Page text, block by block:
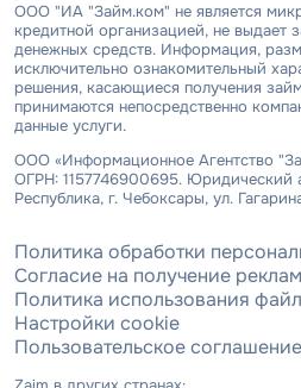
ООО "ИА "Займ.ком" не является
кредитной организацией, не выдает
денежных средств. Информация,
исключительно ознакомительный
решения, касающиеся получения
принимаются непосредственно
данные услуги.
ООО «Информационное Агентство
ОГРН: 1157746900695. Юридический
Республика, г. Чебоксары, ул.
Политика обработки
Согласие на получение
Политика использования
Настройки cookie
Пользовательское соглашение